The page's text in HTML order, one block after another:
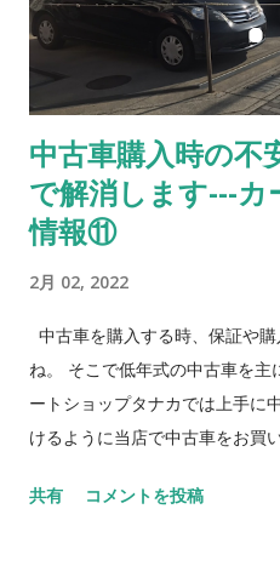
く車の価値が低下して いる場
復費用を請求 8 ． 近隣エリ
9. 毎月のお支払は月末まで
担） 10. 契約後届け出事項の
等）が発生した場合は速やかに
が希望される頭金、分割回数に
情報 （社内審査） ➀ 所
車両保管場所 まずはご相談
は、まずは信販会社...
中古車購入時の不
で解消します---カ
情報⑪
2月 02, 2022
中古車を購入する時、保証や
ね。 そこで低年式の中古車を主
ートショップタナカでは上手に
けるように当店で中古車をお買
ンスタンド、認証工場の強みを
共有 コメントを投稿